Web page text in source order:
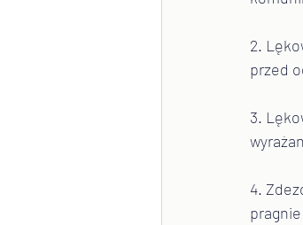
2.
przed
3.
4.